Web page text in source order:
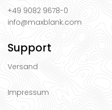
+49 9082 9678-0
info@maxblank.com
Support
Versand
Impressum